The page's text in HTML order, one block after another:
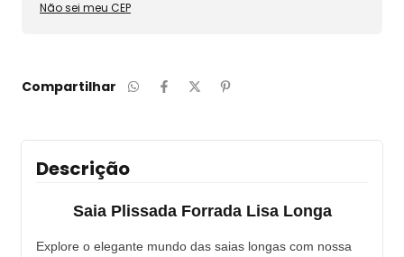
Não sei meu CEP
Compartilhar
Descrição
Saia Plissada Forrada Lisa Longa
Explore o elegante mundo das saias longas com nossa